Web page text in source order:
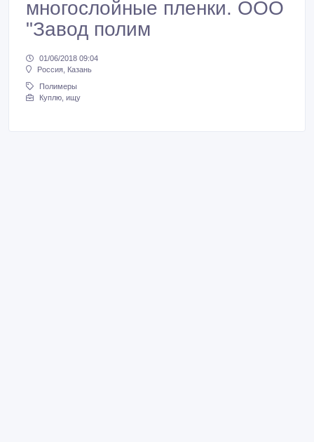
многослойные пленки. ООО
"Завод полим
01/06/2018 09:04
Россия, Казань
Полимеры
Куплю, ищу